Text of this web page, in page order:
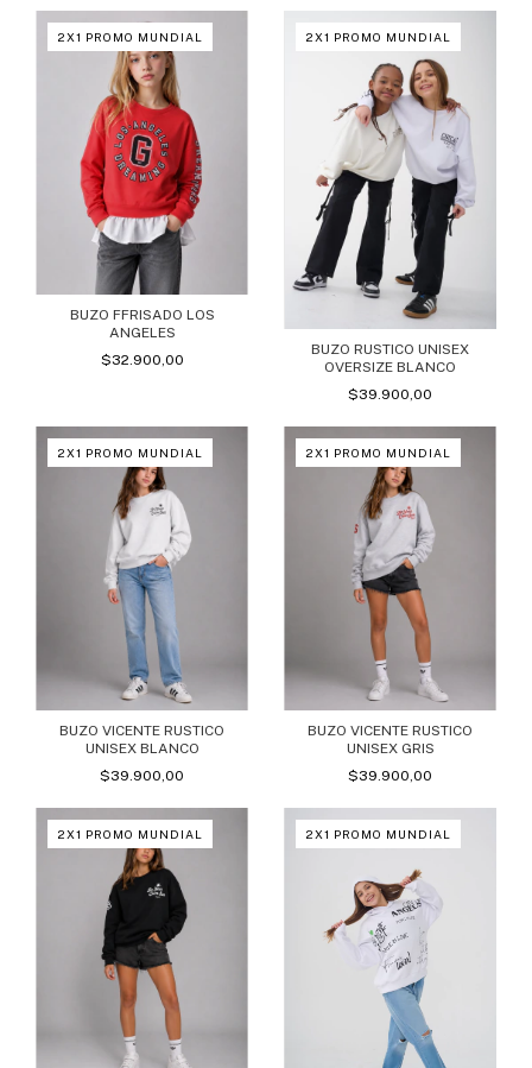
2X1 PROMO MUNDIAL
BUZO FFRISADO LOS
ANGELES
$32.900,00
2X1 PROMO MUNDIAL
BUZO RUSTICO UNISEX
OVERSIZE BLANCO
$39.900,00
2X1 PROMO MUNDIAL
BUZO VICENTE RUSTICO
UNISEX BLANCO
$39.900,00
2X1 PROMO MUNDIAL
BUZO VICENTE RUSTICO
UNISEX GRIS
$39.900,00
2X1 PROMO MUNDIAL 2X1 PROMO MUNDIAL